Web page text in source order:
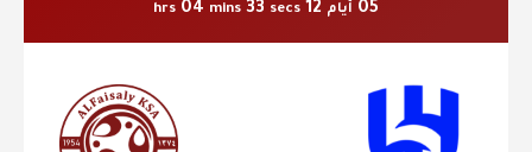
05 أيام 12
hrs 04 mins 32 secs